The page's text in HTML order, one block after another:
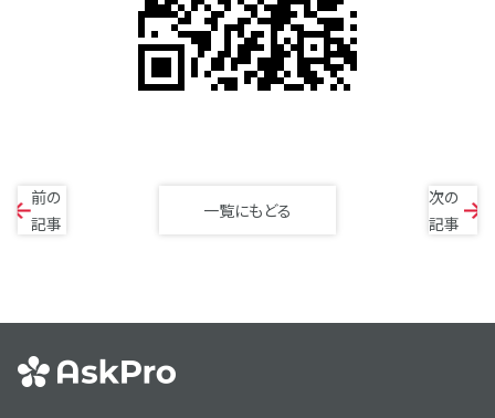
前の
記事
一覧にもどる
次の
記事